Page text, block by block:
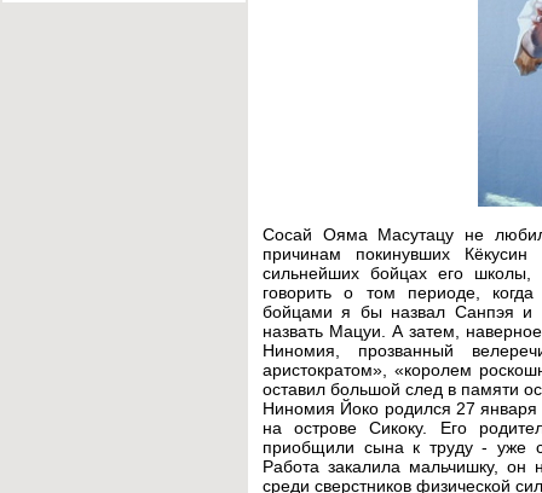
Сосай Ояма Масутацу не
причинам покинувших
сильнейших бойцах его
говорить о том периоде,
бойцами я бы назвал Санпэя и
назвать Мацуи. А затем,
Ниномия, прозванный
аристократом», «королем
оставил большой след в памяти
Ниномия Йоко родился 27 января
на острове Сикоку. Его
приобщили сына к труду - уже
Работа закалила мальчишку, он
среди сверстников физической